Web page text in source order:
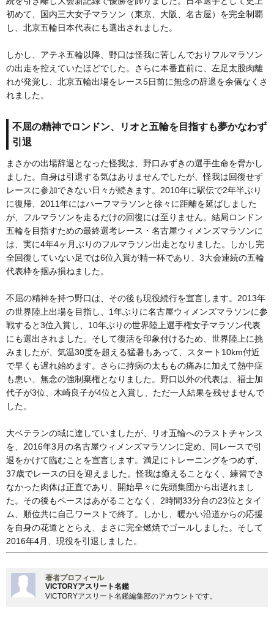
初めて、国内三大女子マラソン（東京、大阪、名古屋）を完全制覇
し、北京五輪日本代表にも選出されました。
しかし、アテネ五輪以降、野口は怪我に苦しんでおりフルマラソン
の出走を控えていたほどでした。さらに本番直前に、左足太股肉離
れが発覚し、北京五輪出場をレース5日前に無念の辞退を余儀なくさ
れました。
不屈の精神でロンドン、リオと五輪を目指すも夢かなわず
引退
まさかの出場辞退となった怪我は、野口みずきの選手生命を脅かし
ました。自身は引退する気はありませんでしたが、怪我は回復せず
レースに参加できない日々が続きます。2010年に駅伝で2年半ぶり
に復帰、2011年にはハーフマラソンと徐々に距離を延ばしました
が、フルマラソンを走るだけの回復には至りません。結局ロンドン
五輪を目指すための最終選考レース・名古屋ウィメンズマラソンに
は、実に4年4ヶ月ぶりのフルマラソン出走となりました。しかし完
全回復していない足では6位入賞が精一杯であり、3大会連続の五輪
代表枠を掴み損ねました。
不屈の精神を持つ野口は、その後も現役続行を宣言します。2013年
の世界陸上出場を目指し、1年ぶりに名古屋ウィメンズマラソンに参
戦すると3位入賞し、10年ぶりの世界陸上選手権女子マラソン代表
にも選出されました。そして復活を印象付けるため、世界陸上に挑
みましたが、気温30度を超える猛暑もあって、スタート10km付近
で早くも遅れ始めます。さらに持病の太ももの痛みに加えて熱中症
も患い、無念の強制棄権となりました。野口以外の代表は、福士加
代子が3位、木崎良子が4位と入賞し、ただ一人結果を残せませんで
した。
大ベテランの域に達していましたが、リオ五輪へのラストチャンス
を、2016年3月の名古屋ウィメンズマラソンに定め、同レースで引
退をかけて臨むことを宣言します。満足にトレーニングをつめず、
37歳でレースの日を迎えました。怪我は癒えることなく、練習でき
なかった肉体は正直であり、開始早々に先頭集団から出遅れまし
た。その後もペースはあがることなく、2時間33分台の23位とタイ
ム、順位共に自己ワーストで終了。しかし、暖かい沿道からの応援
を自身の花道ととらえ、まさに完全燃焼でゴールしました。そして
2016年4月、現役を引退しました。
著者プロフィール
VICTORYアスリート名鑑
VICTORYアスリート名鑑編集部のアカウントです。